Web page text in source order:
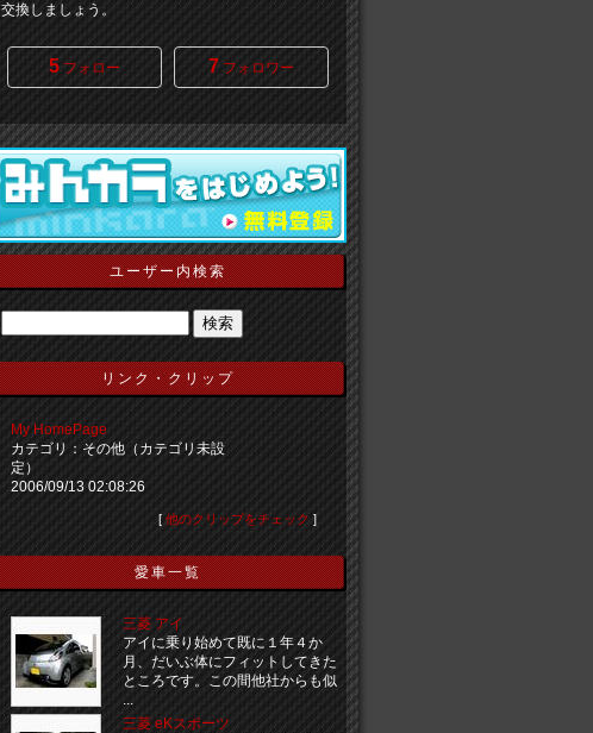
交換しましょう。
5フォロー 7 フォロワー
ユーザー内検索
リンク・クリップ
My HomePage
カテゴリ：その他（カテゴリ未設
定）
2006/09/13 02:08:26
[ 他のクリップをチェック ]
愛車一覧
三菱 アイ
アイに乗り始めて既に１年４か
月、だいぶ体にフィットしてきた
ところです。この間他社からも似
...
三菱 eKスポーツ